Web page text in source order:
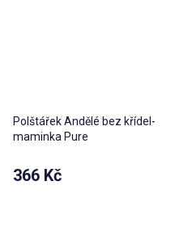
Polštářek Andělé bez křídel-
maminka Pure
366 Kč